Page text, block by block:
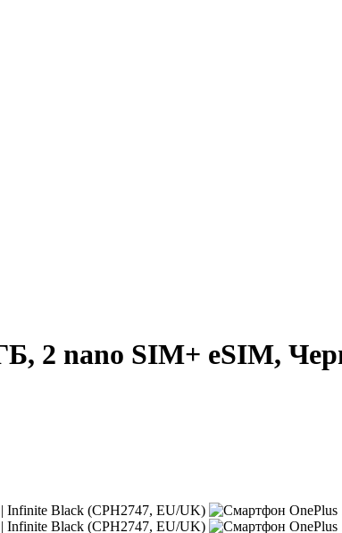
2 nano SIM+ eSIM,